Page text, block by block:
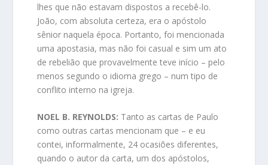
lhes que não estavam dispostos a recebê-lo.
João, com absoluta certeza, era o apóstolo
sênior naquela época. Portanto, foi mencionada
uma apostasia, mas não foi casual e sim um ato
de rebelião que provavelmente teve início – pelo
menos segundo o idioma grego – num tipo de
conflito interno na igreja.
NOEL B. REYNOLDS: Tanto as cartas de Paulo
como outras cartas mencionam que – e eu
contei, informalmente, 24 ocasiões diferentes,
quando o autor da carta, um dos apóstolos,